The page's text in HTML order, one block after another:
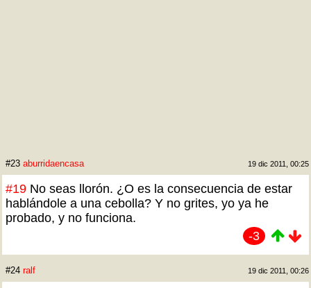
#23 aburridaencasa 19 dic 2011, 00:25
#19 No seas llorón. ¿O es la consecuencia de estar
hablándole a una cebolla? Y no grites, yo ya he
probado, y no funciona.
-3
#24 ralf 19 dic 2011, 00:26